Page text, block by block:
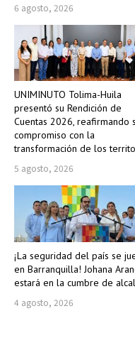
6 agosto, 2026
UNIMINUTO Tolima-Huila
presentó su Rendición de
Cuentas 2026, reafirmando
compromiso con la
transformación de los
5 agosto, 2026
¡La seguridad del país se
en Barranquilla! Johana
estará en la cumbre de
4 agosto, 2026